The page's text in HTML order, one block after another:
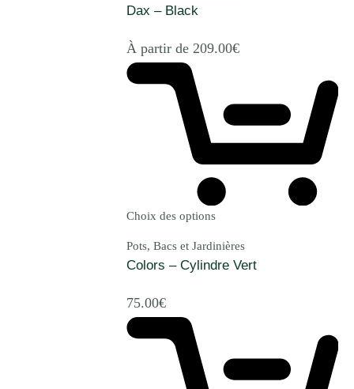
Dax – Black
À partir de 209.00€
Choix des options
Pots, Bacs et Jardinières
Colors – Cylindre Vert
75.00€